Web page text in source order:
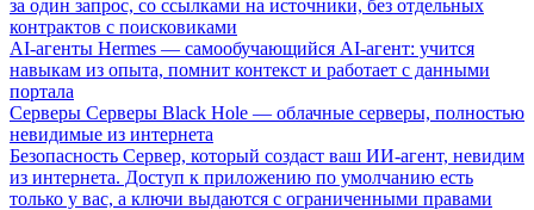
за один запрос, со ссылками на источники, без отдельных
контрактов с поисковиками
AI-агенты Hermes — самообучающийся AI-агент: учится
навыкам из опыта, помнит контекст и работает с данными
портала
Серверы Серверы Black Hole — облачные серверы, полностью
невидимые из интернета
Безопасность Сервер, который создаст ваш ИИ-агент, невидим
из интернета. Доступ к приложению по умолчанию есть
только у вас, а ключи выдаются с ограниченными правами